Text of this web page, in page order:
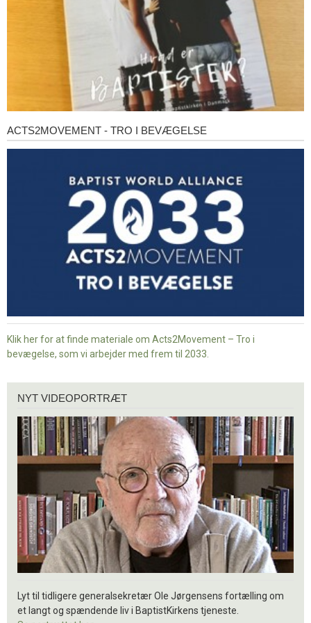
Acts2Movement
-
ACTS2MOVEMENT - TRO I BEVÆGELSE
Klik her for at finde materiale om Acts2Movement – Tro i
bevægelse, som vi arbejder med frem til 2033.
videoportræt
NYT VIDEOPORTRÆT
Lyt til tidligere generalsekretær Ole Jørgensens fortælling om
et langt og spændende liv i BaptistKirkens tjeneste.